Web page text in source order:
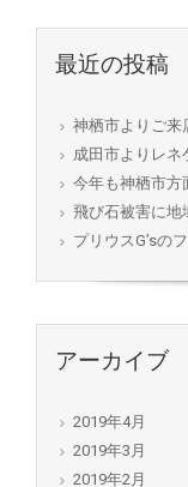
最近の投稿
神栖市よりご来
成田市よりレネ
今年も神栖市方
飛び石被害に地
プリウスG’sの
アーカイブ
2019年4月
2019年3月
2019年2月